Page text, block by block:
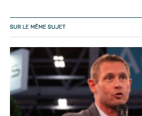
SUR LE MÊME SUJET